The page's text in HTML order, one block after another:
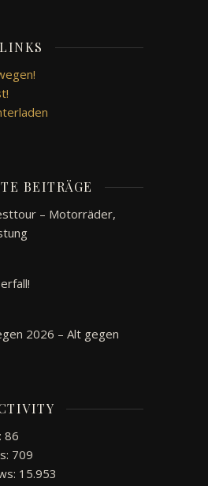
LINKS
BEITRÄGE
– Motorräder,
2026 – Alt gegen
86
709
15.953